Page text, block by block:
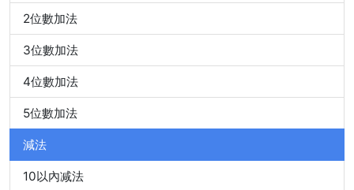
2位數加法
3位數加法
4位數加法
5位數加法
減法
10以內减法